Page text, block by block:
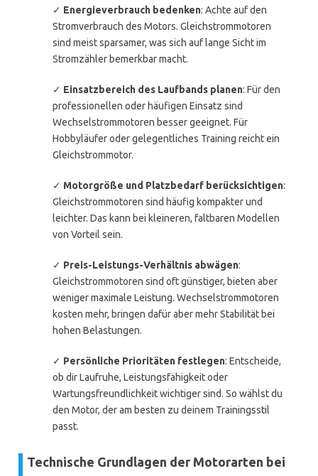
✓ Energieverbrauch bedenken: Achte auf den
Stromverbrauch des Motors. Gleichstrommotoren
sind meist sparsamer, was sich auf lange Sicht im
Stromzähler bemerkbar macht.
✓ Einsatzbereich des Laufbands planen: Für den
professionellen oder häufigen Einsatz sind
Wechselstrommotoren besser geeignet. Für
Hobbyläufer oder gelegentliches Training reicht ein
Gleichstrommotor.
✓ Motorgröße und Platzbedarf berücksichtigen:
Gleichstrommotoren sind häufig kompakter und
leichter. Das kann bei kleineren, faltbaren Modellen
von Vorteil sein.
✓ Preis-Leistungs-Verhältnis abwägen:
Gleichstrommotoren sind oft günstiger, bieten aber
weniger maximale Leistung. Wechselstrommotoren
kosten mehr, bringen dafür aber mehr Stabilität bei
hohen Belastungen.
✓ Persönliche Prioritäten festlegen: Entscheide,
ob dir Laufruhe, Leistungsfähigkeit oder
Wartungsfreundlichkeit wichtiger sind. So wählst du
den Motor, der am besten zu deinem Trainingsstil
passt.
Technische Grundlagen der Motorarten bei